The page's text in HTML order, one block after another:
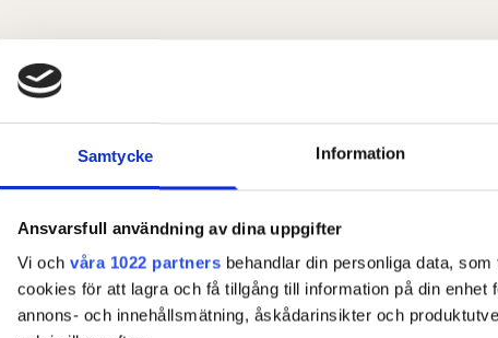
Samtycke Information
Ansvarsfull användning av dina uppgifter
Vi och våra 1022 partners behandlar din personliga data,
cookies för att lagra och få tillgång till information på din
annons- och innehållsmätning, åskådarinsikter och